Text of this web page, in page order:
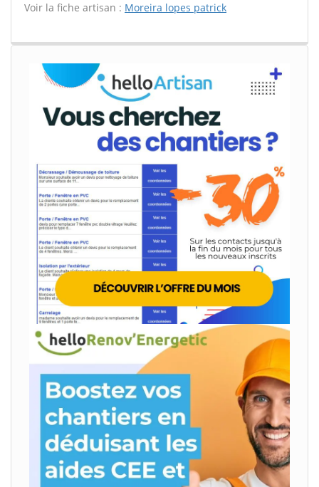
Voir la fiche artisan : Moreira lopes patrick